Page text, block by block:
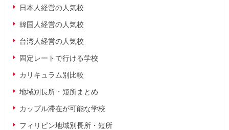
日本人経営の人気校
韓国人経営の人気校
台湾人経営の人気校
固定レートで行ける学校
カリキュラム別比較
地域別長所・短所まとめ
カップル滞在が可能な学校
フィリピン地域別長所・短所